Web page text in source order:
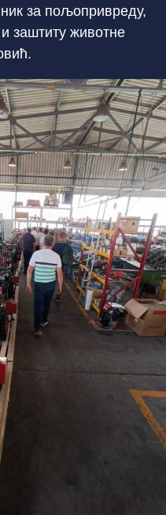
за пољопривреду,
и заштиту животне